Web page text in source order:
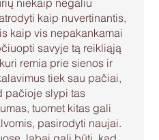
kaip nuvertinantis,
kaip vis nepakankamai
savyje tą reikliąją
remia prie sienos ir
tiek sau pačiai,
pačioje slypi tas
tuomet kitas gali
pasirodyti naujai.